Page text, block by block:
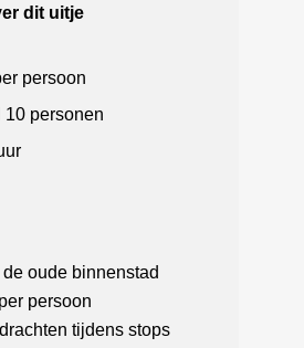
dit uitje
persoon
personen
oude binnenstad
persoon
tijdens stops